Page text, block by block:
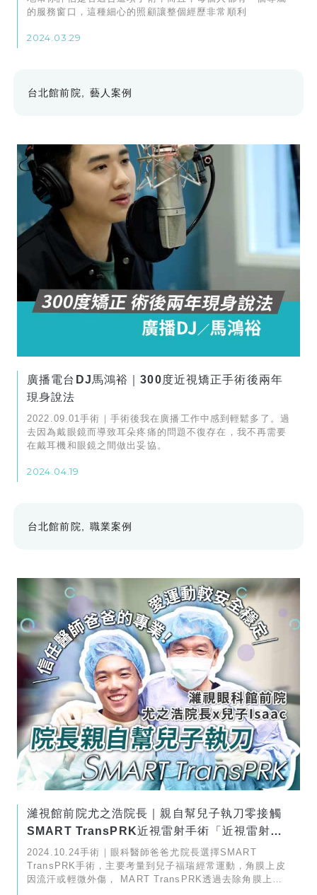
的服務窗口，這種細心的照顧讓整個經歷非常順利
2024.03.29
台北館前院 藝人案例
廣播電台DJ馬鴻裕｜300度近視矯正手術後兩年
現身說法
2022.09.01手術｜手術後我在廣播工作中感到輕鬆多了。過
去因為戴眼鏡而導致耳朵疼痛的問題不復存在，我不再需要
在戴耳機和眼鏡之間做出妥協。
2024.04.19
台北館前院 職業案例
濰視館前院尤之浩院長｜親自幫兒子執刀零接觸
SMART TransPRK近視雷射手術「近視雷射七
周1.0！爸爸說恢復得很好」
2024.10.24手術｜眼科醫師爸爸尤院長選擇SMART
TransPRK手術，主要考量到兒子福瑞經常運動，角膜上皮
因流汗或輕微外傷， MART TransPRK透過去除角膜上